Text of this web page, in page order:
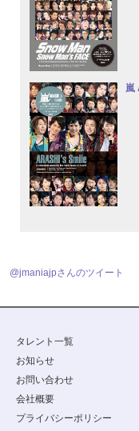
嵐
@jmaniajpさんのツイート
タレント一覧
お知らせ
お問い合わせ
会社概要
プライバシーポリシー